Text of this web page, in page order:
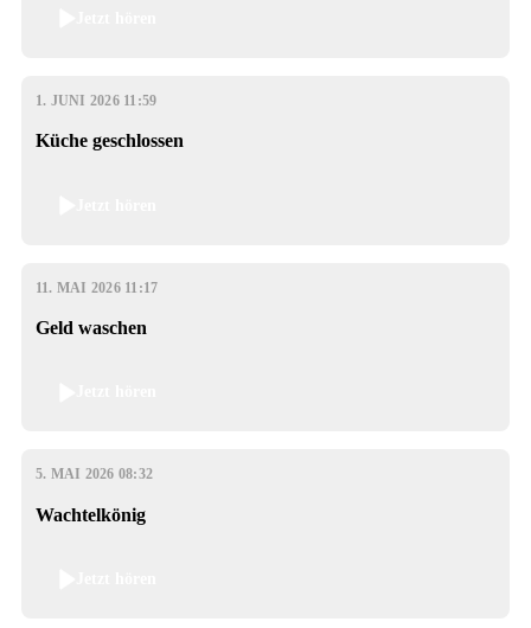
1. JUNI 2026 11:59
Küche geschlossen
11. MAI 2026 11:17
Geld waschen
5. MAI 2026 08:32
Wachtelkönig